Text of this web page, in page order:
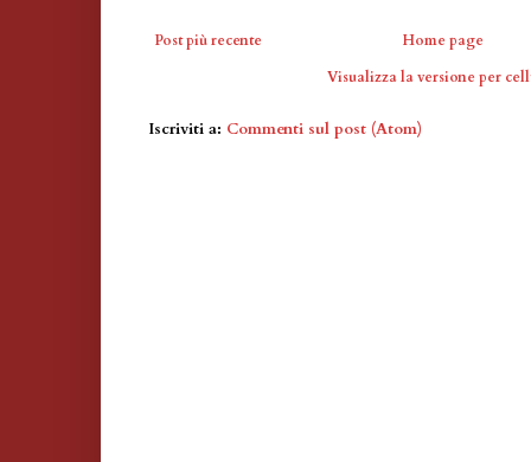
Post più recente
Home page
Visualizza la versione per
Iscriviti a: Commenti sul post (Atom)